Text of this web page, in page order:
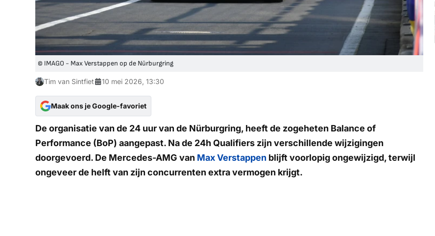
© IMAGO - Max Verstappen op de Nürburgring
Tim van Sintfiet 10 mei 2026, 13:30
Maak ons je Google-favoriet
De organisatie van de 24 uur van de Nürburgring, heeft de zogeheten Balance of
Performance (BoP) aangepast. Na de 24h Qualifiers zijn verschillende wijzigingen
doorgevoerd. De Mercedes-AMG van Max Verstappen blijft voorlopig ongewijzigd, terwijl
ongeveer de helft van zijn concurrenten extra vermogen krijgt.